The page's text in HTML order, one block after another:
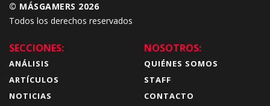
© MÁSGAMERS 2026
Todos los derechos reservados
SECCIONES:
ANÁLISIS
ARTÍCULOS
NOTICIAS
NOSOTROS:
QUIÉNES SOMOS
STAFF
CONTACTO